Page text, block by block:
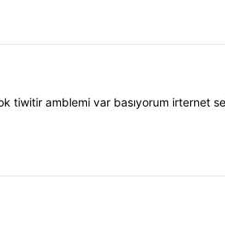
tiwitir amblemi var basıyorum irternet